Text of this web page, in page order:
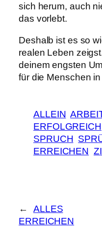
sich herum, auch
das vorlebt.
Deshalb ist es so
realen Leben
deinem engsten
für die Menschen
ALLEIN
ERFOLGREICH
SPRUCH
ERREICHEN
←
ALLES
ERREICHEN